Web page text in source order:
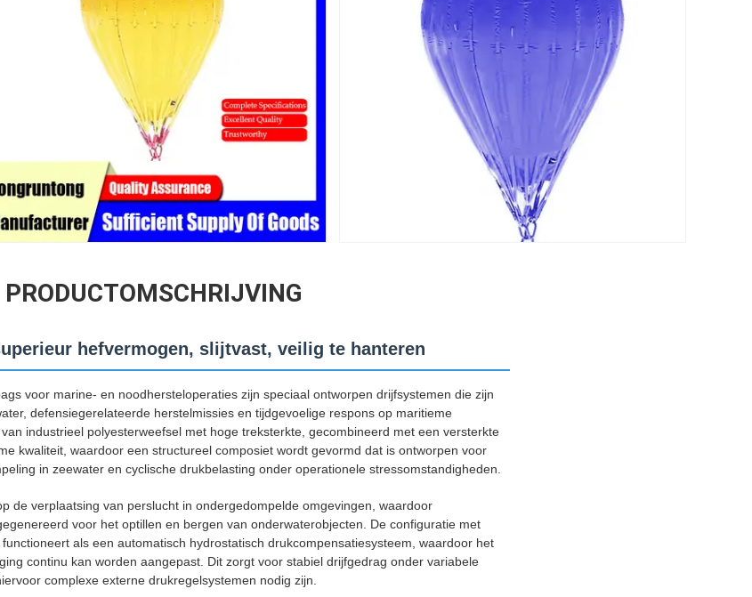
PRODUCTOMSCHRIJVING
hefvermogen, slijtvast, veilig te hanteren
voor marine- en noodhersteloperaties zijn speciaal ontworpen drijfsystemen die zijn
defensiegerelateerde herstelmissies en tijdgevoelige respons op maritieme
industrieel polyesterweefsel met hoge treksterkte, gecombineerd met een versterkte
kwaliteit, waardoor een structureel composiet wordt gevormd dat is ontworpen voor
in zeewater en cyclische drukbelasting onder operationele stressomstandigheden.
de verplaatsing van perslucht in ondergedompelde omgevingen, waardoor
voor het optillen en bergen van onderwaterobjecten. De configuratie met
als een automatisch hydrostatisch drukcompensatiesysteem, waardoor het
continu kan worden aangepast. Dit zorgt voor stabiel drijfgedrag onder variabele
complexe externe drukregelsystemen nodig zijn.